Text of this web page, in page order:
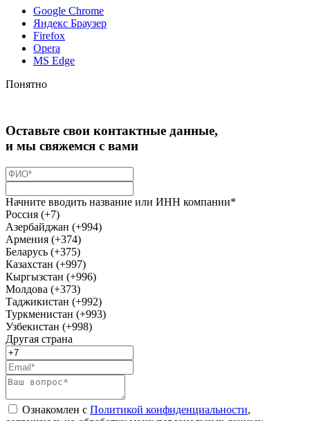
Google Chrome
Яндекс Браузер
Firefox
Opera
MS Edge
Понятно
Оставьте свои контактные данные,
и мы свяжемся с вами
Начните вводить название или ИНН компании*
Россия (+7)
Азербайджан (+994)
Армения (+374)
Беларусь (+375)
Казахстан (+997)
Кыргызстан (+996)
Молдова (+373)
Таджикистан (+992)
Туркменистан (+993)
Узбекистан (+998)
Другая страна
Ознакомлен с Политикой конфиденциальности,